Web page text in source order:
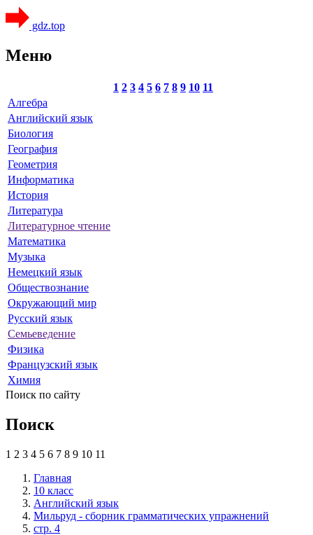
gdz.top
Меню
1 2 3 4 5 6 7 8 9 10 11
Алгебра
Английский язык
Биология
География
Геометрия
Информатика
История
Литература
Литературное чтение
Математика
Музыка
Немецкий язык
Обществознание
Окружающий мир
Русский язык
Семьеведение
Физика
Французский язык
Химия
Поиск по сайту
Поиск
1 2 3 4 5 6 7 8 9 10 11
Главная
10 класс
Английский язык
Мильруд - сборник грамматических упражнений
стр. 4